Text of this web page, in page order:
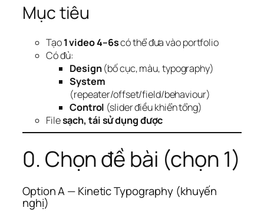
Mục tiêu
Tạo1 video 4–6scó thể đưa vào portfolio
Có đủ:
Design(bố cục, màu, typography)
System
(repeater/offset/field/behaviour)
Control (slider điều khiển tổng)
Filesạch, tái sử dụng được
0. Chọn đề bài (chọn 1)
Option A — Kinetic Typography (khuyến
nghị)